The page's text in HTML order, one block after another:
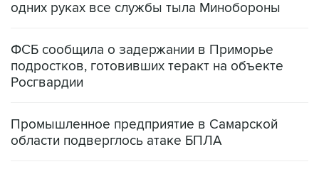
одних руках все службы тыла Минобороны
ФСБ сообщила о задержании в Приморье
подростков, готовивших теракт на объекте
Росгвардии
Промышленное предприятие в Самарской
области подверглось атаке БПЛА